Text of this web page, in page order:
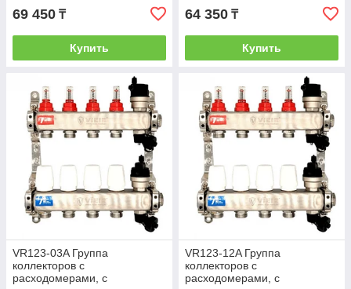
69 450 ₸
Купить
64 350 ₸
Купить
VR123-03A Группа
коллекторов с
расходомерами, с
VR123-12A Группа
коллекторов с
расходомерами, с